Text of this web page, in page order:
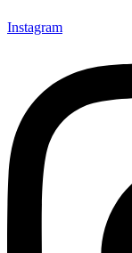
Instagram